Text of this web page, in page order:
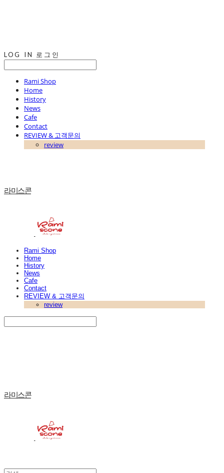
LOG IN 로그인
Rami Shop
Home
History
News
Cafe
Contact
REVIEW & 고객문의
review
라미스콘
Rami Shop
Home
History
News
Cafe
Contact
REVIEW & 고객문의
review
라미스콘